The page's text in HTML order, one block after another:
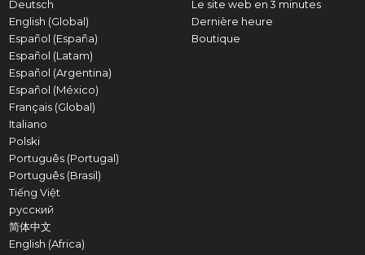
Deutsch
English (Global)
Español (España)
Español (Latam)
Español (Argentina)
Español (México)
Français (Global)
Italiano
Polski
Português (Portugal)
Português (Brasil)
Tiếng Việt
русский
简体中文
English (Africa)
Le site web en 3 minutes
Dernière heure
Boutique